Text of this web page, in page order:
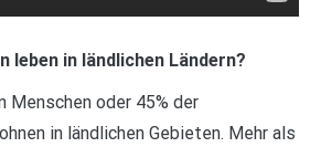
leben in ländlichen Ländern?
Menschen oder 45% der
in ländlichen Gebieten. Mehr als